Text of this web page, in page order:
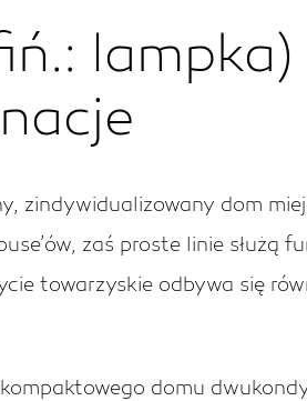
zindywidualizowany dom
zaś proste linie służą
towarzyskie odbywa się
domu